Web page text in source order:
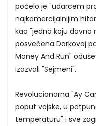
počelo je "udarcem
najkomercijalnijim
kao "jedna koju davno
posvećena Darkovoj
Money And Run"
izazvali "Sejmeni".
Revolucionarna "Ay
poput vojske, u
temperaturu" i sve